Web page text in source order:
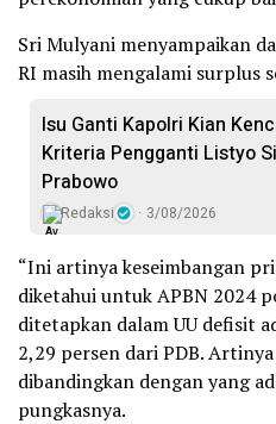
Sri Mulyani menyampaikan
RI masih mengalami surplus
Isu Ganti Kapolri Kian
Kriteria Pengganti Listyo
Prabowo
Redaksi 3/08/2026
“Ini artinya keseimbangan
diketahui untuk APBN 2024
ditetapkan dalam UU defisit
2,29 persen dari PDB.
dibandingkan dengan yang
pungkasnya.